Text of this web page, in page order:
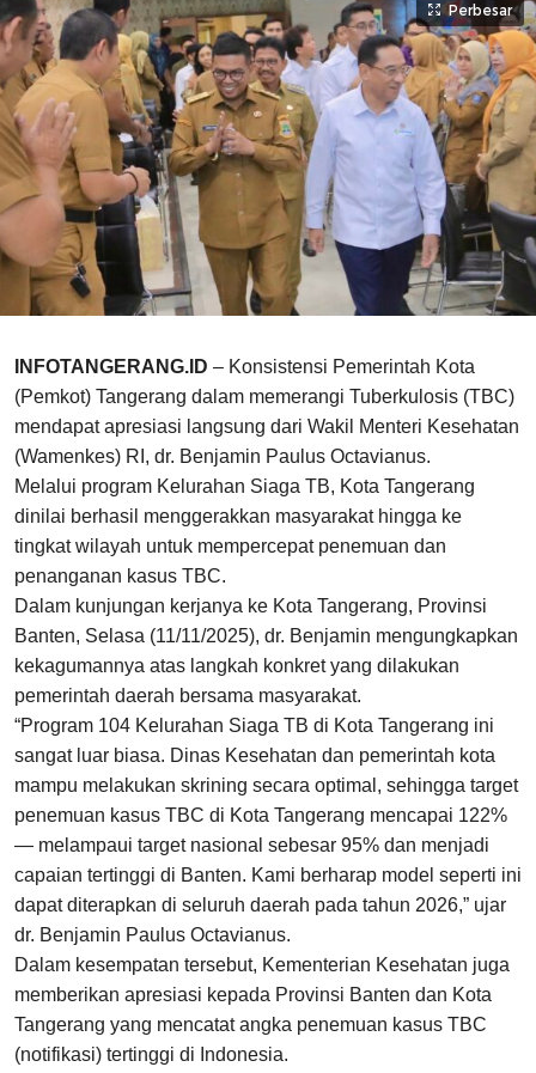
Perbesar
INFOTANGERANG.ID – Konsistensi Pemerintah Kota
(Pemkot) Tangerang dalam memerangi Tuberkulosis (TBC)
mendapat apresiasi langsung dari Wakil Menteri Kesehatan
(Wamenkes) RI, dr. Benjamin Paulus Octavianus.
Melalui program Kelurahan Siaga TB, Kota Tangerang
dinilai berhasil menggerakkan masyarakat hingga ke
tingkat wilayah untuk mempercepat penemuan dan
penanganan kasus TBC.
Dalam kunjungan kerjanya ke Kota Tangerang, Provinsi
Banten, Selasa (11/11/2025), dr. Benjamin mengungkapkan
kekagumannya atas langkah konkret yang dilakukan
pemerintah daerah bersama masyarakat.
“Program 104 Kelurahan Siaga TB di Kota Tangerang ini
sangat luar biasa. Dinas Kesehatan dan pemerintah kota
mampu melakukan skrining secara optimal, sehingga target
penemuan kasus TBC di Kota Tangerang mencapai 122%
— melampaui target nasional sebesar 95% dan menjadi
capaian tertinggi di Banten. Kami berharap model seperti ini
dapat diterapkan di seluruh daerah pada tahun 2026,” ujar
dr. Benjamin Paulus Octavianus.
Dalam kesempatan tersebut, Kementerian Kesehatan juga
memberikan apresiasi kepada Provinsi Banten dan Kota
Tangerang yang mencatat angka penemuan kasus TBC
(notifikasi) tertinggi di Indonesia.